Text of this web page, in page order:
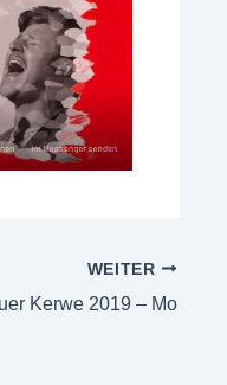
WEITER
Kerwe 2019 – Mo